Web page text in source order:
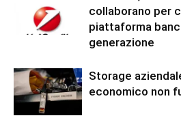
collaborano per
piattaforma
generazione
Storage
economico non